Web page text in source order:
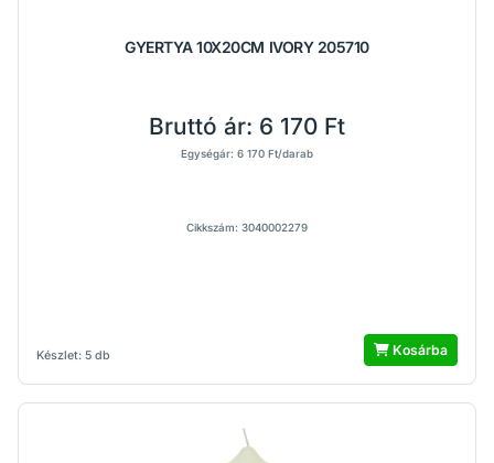
GYERTYA 10X20CM IVORY 205710
Készlet: 5 db
Bruttó ár: 6 170 Ft
Egységár: 6 170 Ft/darab
Cikkszám: 3040002279
Kosárba